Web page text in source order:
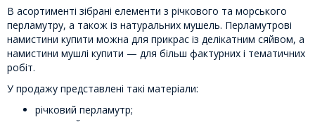
В асортименті зібрані елементи з річкового та морського
перламутру, а також із натуральних мушель. Перламутрові
намистини купити можна для прикрас із делікатним сяйвом, а
намистини мушлі купити — для більш фактурних і тематичних
робіт.
У продажу представлені такі матеріали:
річковий перламутр;